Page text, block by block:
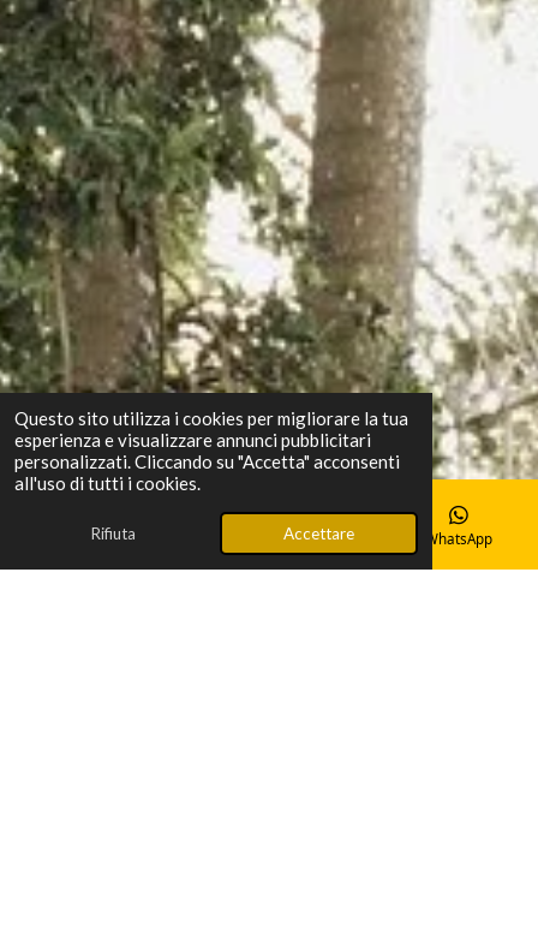
Questo sito utilizza i cookies per migliorare la tua
esperienza e visualizzare annunci pubblicitari
personalizzati. Cliccando su "Accetta" acconsenti
all'uso di tutti i cookies.
Rifiuta Accettare
Email Mappa WhatsApp